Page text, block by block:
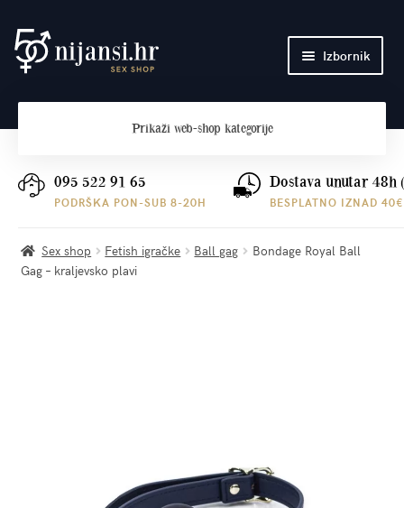
Preskoči
na
Skoči
do
Izbornik
Plaćanje i dostava
Prikaži web-shop kategorije
095 522 91 65
PODRŠKA PON-SUB 8-20H
Dostava unutar 48h
BESPLATNO IZNAD 40€
Sex shop Fetish igračke Ball gag
Bondage Royal Ball
Gag – kraljevsko plavi